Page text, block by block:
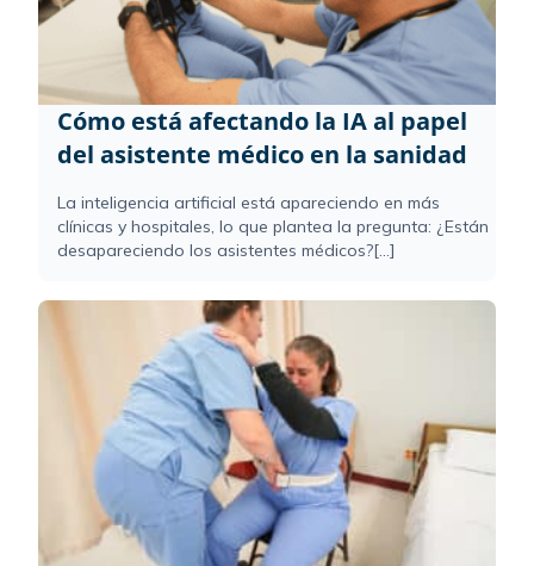
Cómo está afectando la IA al papel
del asistente médico en la sanidad
La inteligencia artificial está apareciendo en más
clínicas y hospitales, lo que plantea la pregunta: ¿Están
desapareciendo los asistentes médicos?[...]